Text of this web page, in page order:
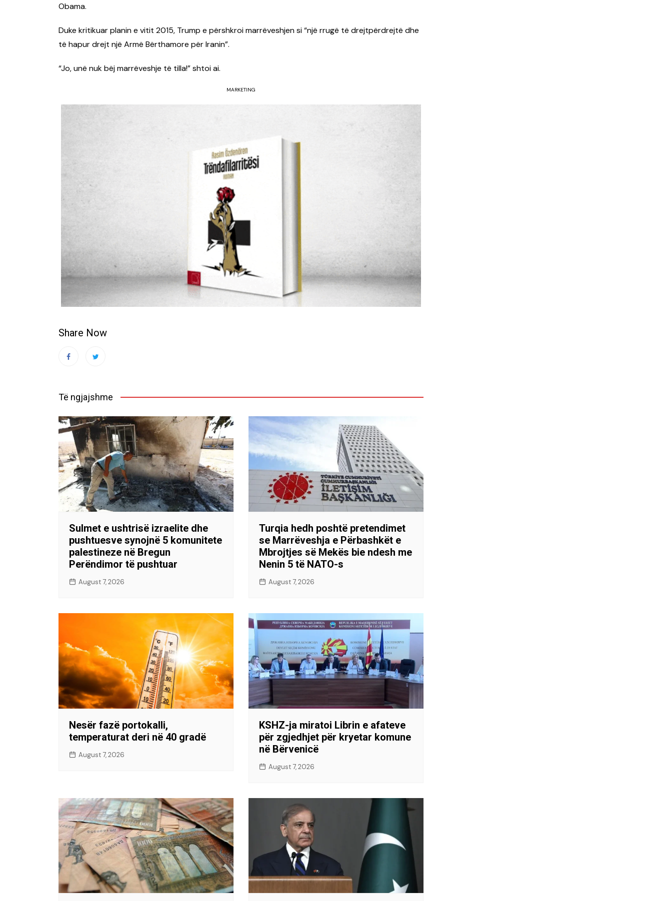
Obama.
Duke kritikuar planin e vitit 2015, Trump e përshkroi marrëveshjen si “një rrugë të drejtpërdrejtë dhe
të hapur drejt një Armë Bërthamore për Iranin”.
“Jo, unë nuk bëj marrëveshje të tilla!” shtoi ai.
MARKETING
Share Now
Të ngjajshme
Sulmet e ushtrisë izraelite dhe
pushtuesve synojnë 5 komunitete
palestineze në Bregun
Perëndimor të pushtuar
August 7, 2026
Turqia hedh poshtë pretendimet
se Marrëveshja e Përbashkët e
Mbrojtjes së Mekës bie ndesh me
Nenin 5 të NATO-s
August 7, 2026
Nesër fazë portokalli,
temperaturat deri në 40 gradë
August 7, 2026
KSHZ-ja miratoi Librin e afateve
për zgjedhjet për kryetar komune
në Bërvenicë
August 7, 2026